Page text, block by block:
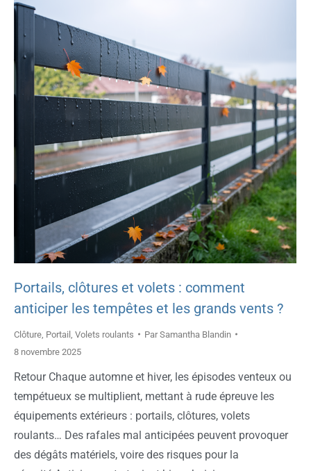
Portails, clôtures et volets : comment
anticiper les tempêtes et les grands vents ?
Clôture Portail Volets roulants ParSamantha Blandin
8 novembre 2025
Retour Chaque automne et hiver, les épisodes venteux ou
tempétueux se multiplient, mettant à rude épreuve les
équipements extérieurs : portails, clôtures, volets
roulants… Des rafales mal anticipées peuvent provoquer
des dégâts matériels, voire des risques pour la